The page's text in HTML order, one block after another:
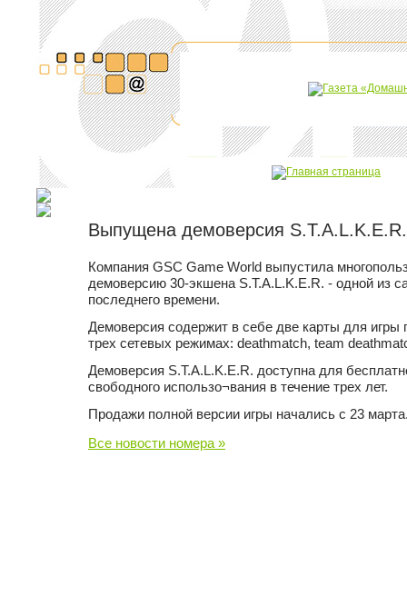
Выпущена демоверсия S.T.A.L.K.E.R.
Компания GSC Game World выпустила
демоверсию 30-экшена S.T.A.L.K.E.R. - одной из
последнего времени.
Демоверсия содержит в себе две карты для игры
трех сетевых режимах: deathmatch, team
Демоверсия S.T.A.L.K.E.R. доступна для
свободного использо¬вания в течение трех лет.
Продажи полной версии игры начались с 23
Все новости номера »